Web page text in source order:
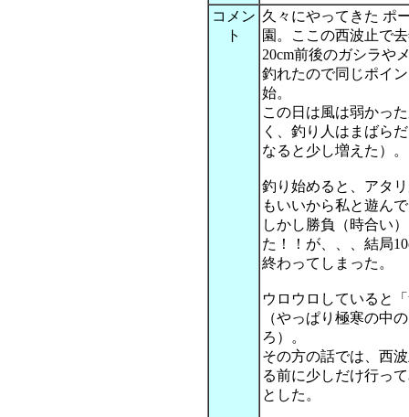
コメン
ト
久々にやってきた ポ
園。ここの西波止で
20cm前後のガシラや
釣れたので同じポイ
始。
この日は風は弱かっ
く、釣り人はまばら
なると少し増えた）。
釣り始めると、アタ
もいいから私と遊ん
しかし勝負（時合い
た！！が、、、結局
終わってしまった。
ウロウロしていると
（やっぱり極寒の中
ろ）。
その方の話では、西
る前に少しだけ行っ
とした。